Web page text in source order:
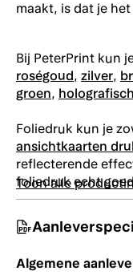
maakt, is dat je
Bij PeterPrint kun
roségoud, zilver,
groen, holografisch
Foliedruk kun je
ansichtkaarten
reflecterende
foliedruk echt
Toon alle
Algemene